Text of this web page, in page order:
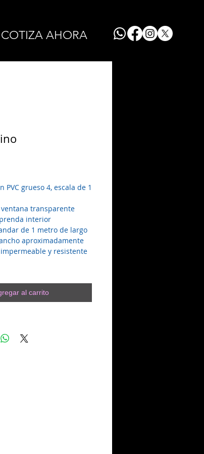
COTIZA AHORA
PVC grueso 4, escala de 1
transparente
interior
de 1 metro de largo
aproximadamente
y resistente
al carrito